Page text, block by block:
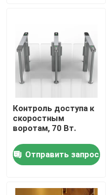
Наша фабрика
контроль качества
контактные данные
Контроль доступа к
скоростным
воротам, 70 Вт.
Отправить запрос